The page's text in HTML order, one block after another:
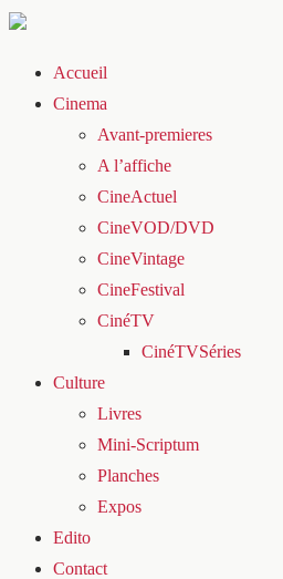
Accueil
Cinema
Avant-premieres
A l’affiche
CineActuel
CineVOD/DVD
CineVintage
CineFestival
CinéTV
CinéTVSéries
Culture
Livres
Mini-Scriptum
Planches
Expos
Edito
Contact